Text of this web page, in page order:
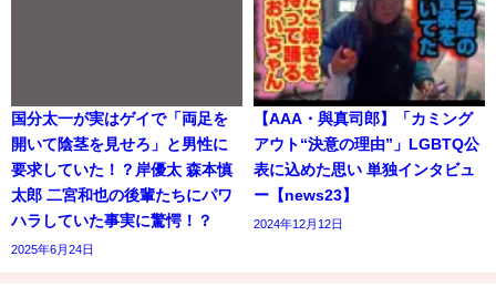
国分太一が実はゲイで「両足を
開いて陰茎を見せろ」と男性に
要求していた！？岸優太 森本慎
太郎 二宮和也の後輩たちにパワ
ハラしていた事実に驚愕！？
2025年6月24日
【AAA・與真司郎】「カミング
アウト“決意の理由”」LGBTQ公
表に込めた思い 単独インタビュ
ー【news23】
2024年12月12日